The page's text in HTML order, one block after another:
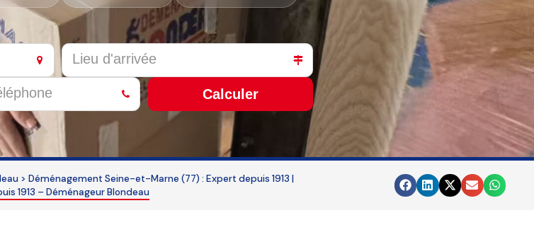
Calculer
> Déménagement Seine-et-Marne (77) : Expert depuis 1913 |
1913 – Déménageur Blondeau